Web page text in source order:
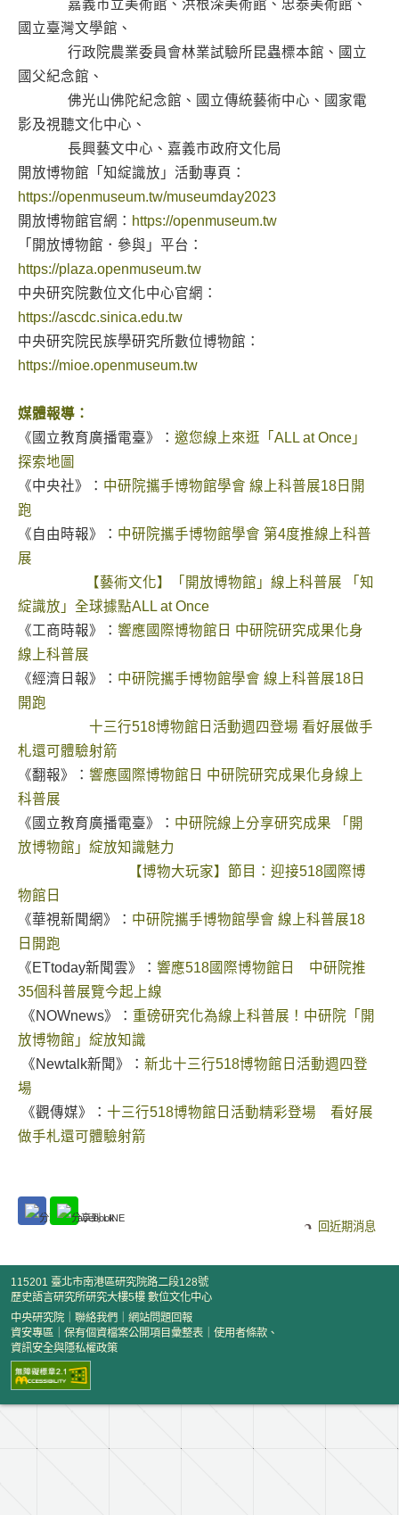
嘉義市立美術館、洪根深美術館、忠泰美術館、
國立臺灣文學館、
行政院農業委員會林業試驗所昆蟲標本館、國立
國父紀念館、
佛光山佛陀紀念館、國立傳統藝術中心、國家電
影及視聽文化中心、
長興藝文中心、嘉義市政府文化局
開放博物館「知綻識放」活動專頁：
https://openmuseum.tw/museumday2023
開放博物館官網： https://openmuseum.tw
「開放博物館．參與」平台：
https://plaza.openmuseum.tw
中央研究院數位文化中心官網：
https://ascdc.sinica.edu.tw
中央研究院民族學研究所數位博物館：
https://mioe.openmuseum.tw
媒體報導：
《國立教育廣播電臺》： 邀您線上來逛「ALL at Once」
探索地圖
《中央社》： 中研院攜手博物館學會 線上科普展18日開
跑
《自由時報》： 中研院攜手博物館學會 第4度推線上科普
展
【藝術文化】「開放博物館」線上科普展 「知
綻識放」全球據點ALL at Once
《工商時報》： 響應國際博物館日 中研院研究成果化身
線上科普展
《經濟日報》： 中研院攜手博物館學會 線上科普展18日
開跑
十三行518博物館日活動週四登場 看好展做手
札還可體驗射箭
《翻報》： 響應國際博物館日 中研院研究成果化身線上
科普展
《國立教育廣播電臺》： 中研院線上分享研究成果 「開
放博物館」綻放知識魅力
【博物大玩家】節目：迎接518國際博
物館日
《華視新聞網》： 中研院攜手博物館學會 線上科普展18
日開跑
《ETtoday新聞雲》： 響應518國際博物館日 中研院推
35個科普展覽今起上線
《NOWnews》： 重磅研究化為線上科普展！中研院「開
放博物館」綻放知識
《Newtalk新聞》： 新北十三行518博物館日活動週四登
場
《觀傳媒》： 十三行518博物館日活動精彩登場 看好展
做手札還可體驗射箭
回近期消息
115201 臺北市南港區研究院路二段128號
歷史語言研究所研究大樓5樓 數位文化中心
中央研究院
聯絡我們
網站問題回報
資安專區
保有個資檔案公開項目彙整表
使用者條款、
資訊安全與隱私權政策